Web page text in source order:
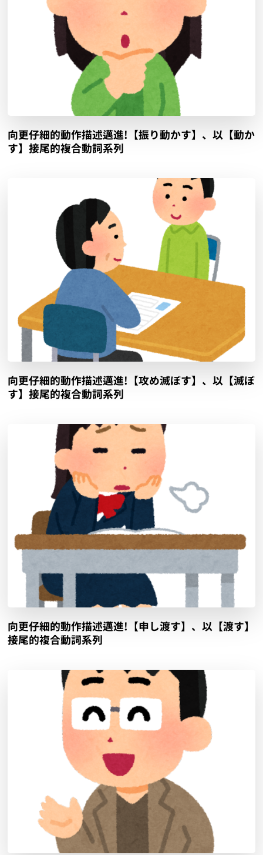
向更仔細的動作描述邁進!【振り動かす】、以【動か
す】接尾的複合動詞系列
向更仔細的動作描述邁進!【攻め滅ぼす】、以【滅ぼ
す】接尾的複合動詞系列
向更仔細的動作描述邁進!【申し渡す】、以【渡す】
接尾的複合動詞系列